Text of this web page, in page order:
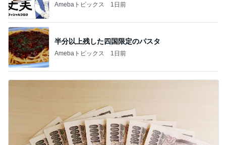
Amebaトピックス 1日前
半分以上残した四国限定のパスタ
Amebaトピックス 1日前